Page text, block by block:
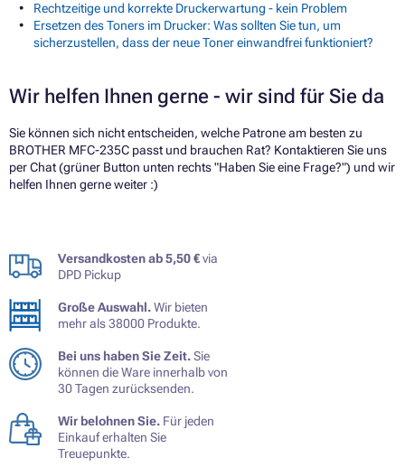
Rechtzeitige und korrekte Druckerwartung - kein Problem
Ersetzen des Toners im Drucker: Was sollten Sie tun, um
sicherzustellen, dass der neue Toner einwandfrei funktioniert?
Wir helfen Ihnen gerne - wir sind für Sie da
Sie können sich nicht entscheiden, welche Patrone am besten zu
BROTHER MFC-235C passt und brauchen Rat? Kontaktieren Sie uns
per Chat (grüner Button unten rechts "Haben Sie eine Frage?") und wir
helfen Ihnen gerne weiter :)
Versandkosten ab 5,50 €via
DPD Pickup
Große Auswahl.Wir bieten
mehr als 38000 Produkte.
Bei uns haben Sie Zeit.Sie
können die Ware innerhalb von
30 Tagen zurücksenden.
Wir belohnen Sie. Für jeden
Einkauf erhalten Sie
Treuepunkte.